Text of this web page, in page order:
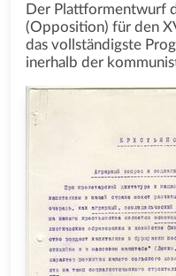
Der Plattformentwurf
(Opposition) für den
das vollständigste
inerhalb der